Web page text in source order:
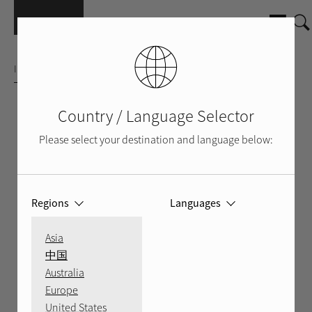
INTEGROVANÝ STREAMOVACÍ ZESILOVAČ
Country / Language Selector
Please select your destination and language below:
Regions
Asia
中国
Australia
Europe
United States
Languages